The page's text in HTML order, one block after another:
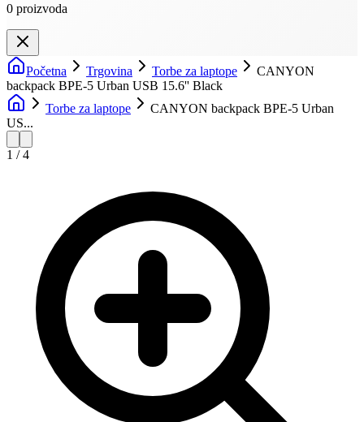
0 proizvoda
Početna Trgovina Torbe za laptope
CANYON
backpack BPE-5 Urban USB 15.6'' Black
Torbe za laptope
CANYON backpack BPE-5 Urban
US...
1 /4